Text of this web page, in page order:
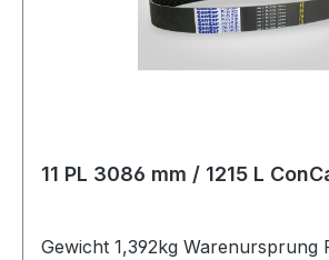
11 PL 3086 mm / 1215 L
Gewicht 1,392kg Warenursprung